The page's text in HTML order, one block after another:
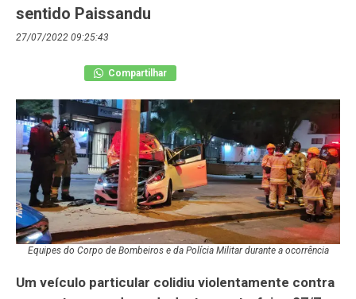
sentido Paissandu
27/07/2022 09:25:43
Compartilhar
Equipes do Corpo de Bombeiros e da Polícia Militar durante a ocorrência
Um veículo particular colidiu violentamente contra